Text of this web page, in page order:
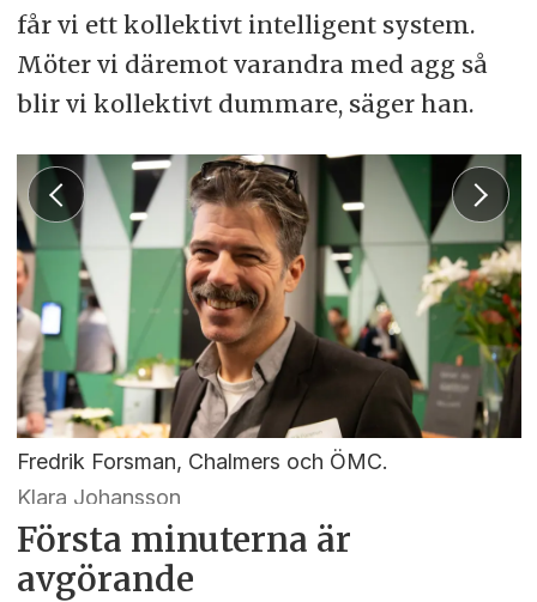
får vi ett kollektivt intelligent system.
Möter vi däremot varandra med agg så
blir vi kollektivt dummare, säger han.
Fredrik Forsman, Chalmers och ÖMC.
Klara Johansson
Första minuterna är
avgörande